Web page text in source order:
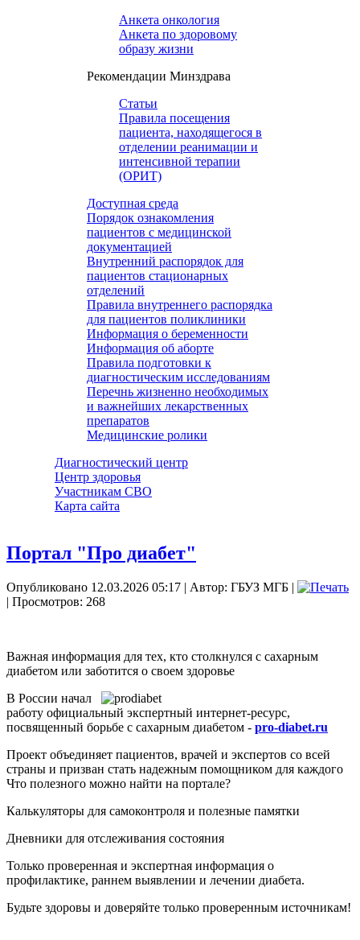
Анкета онкология
Анкета по здоровому
образу жизни
Рекомендации Минздрава
Статьи
Правила посещения
пациента, находящегося в
отделении реанимации и
интенсивной терапии
(ОРИТ)
Доступная среда
Порядок ознакомления
пациентов с медицинской
документацией
Внутренний распорядок для
пациентов стационарных
отделений
Правила внутреннего распорядка
для пациентов поликлиники
Информация о беременности
Информация об аборте
Правила подготовки к
диагностическим исследованиям
Перечнь жизненно необходимых
и важнейших лекарственных
препаратов
Медицинские ролики
Диагностический центр
Центр здоровья
Участникам СВО
Карта сайта
Портал "Про диабет"
Опубликовано 12.03.2026 05:17 | Автор: ГБУЗ МГБ |
| Просмотров: 268
Важная информация для тех, кто столкнулся с сахарным
диабетом или заботится о своем здоровье
В России начал
работу официальный экспертный интернет-ресурс,
посвященный борьбе с сахарным диабетом - pro-diabet.ru
Проект объединяет пациентов, врачей и экспертов со всей
страны и призван стать надежным помощником для каждого
Что полезного можно найти на портале?
Калькуляторы для самоконтроля и полезные памятки
Дневники для отслеживания состояния
Только проверенная и экспертная информация о
профилактике, раннем выявлении и лечении диабета.
Будьте здоровы и доверяйте только проверенным источникам!